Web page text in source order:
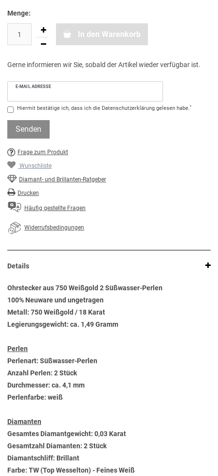
Menge:
In den Warenkorb
Gerne informieren wir Sie, sobald der Artikel wieder verfügbar ist.
E-MAIL ADRESSE
Hiermit bestätige ich, dass ich die Daten­schutz­erklärung gelesen habe.*
Senden
Frage zum Produkt
Wunschliste
Diamant- und Brillanten-Ratgeber
Drucken
Häufig gestellte Fragen
Widerrufsbedingungen
Details
Ohrstecker aus 750 Weißgold 2 Süßwasser-Perlen
100% Neuware und ungetragen
Metall: 750 Weißgold / 18 Karat
Legierungsgewicht: ca. 1,49 Gramm
Perlen
Perlenart: Süßwasser-Perlen
Anzahl Perlen: 2 Stück
Durchmesser: ca. 4,1 mm
Perlenfarbe: weiß
Diamanten
Gesamtes Diamantgewicht: 0,03 Karat
Gesamtzahl Diamanten: 2 Stück
Diamantschliff: Brillant
Farbe: TW (Top Wesselton) - Feines Weiß